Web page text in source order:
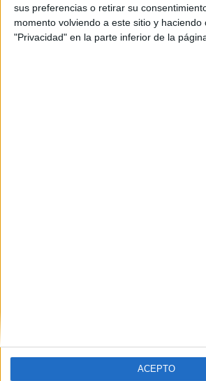
sus preferencias o retirar su
momento volviendo a este sitio y haciendo
"Privacidad" en la parte inferior de la
ACEPTO
HACE 1 HORA
La barriada Sidi